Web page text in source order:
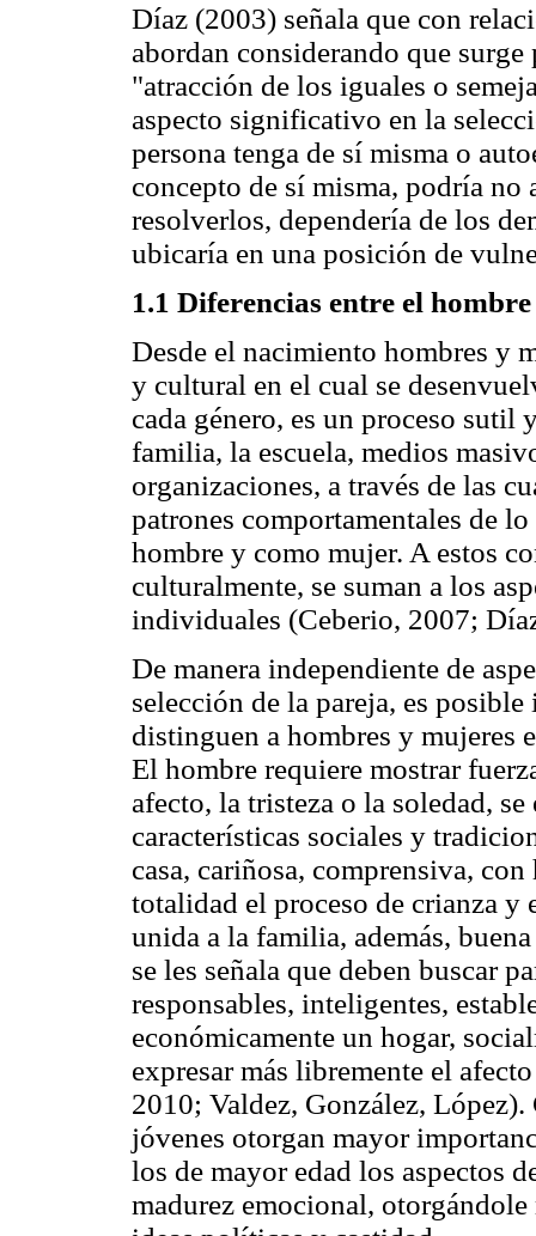
Díaz (2003) señala que con
abordan considerando que
"atracción de los iguales o
aspecto significativo en la
persona tenga de sí misma o
concepto de sí misma, podría no
resolverlos, dependería de los
ubicaría en una posición de
1.1 Diferencias entre el
Desde el nacimiento hombres y
y cultural en el cual se
cada género, es un proceso
familia, la escuela, medios
organizaciones, a través de las
patrones comportamentales de
hombre y como mujer. A estos
culturalmente, se suman a los
individuales (Ceberio, 2007;
De manera independiente de
selección de la pareja, es
distinguen a hombres y mujeres
El hombre requiere mostrar
afecto, la tristeza o la soledad,
características sociales y
casa, cariñosa, comprensiva,
totalidad el proceso de crianza y
unida a la familia, además,
se les señala que deben buscar
responsables, inteligentes,
económicamente un hogar,
expresar más libremente el
2010; Valdez, González,
jóvenes otorgan mayor
los de mayor edad los aspectos
madurez emocional,